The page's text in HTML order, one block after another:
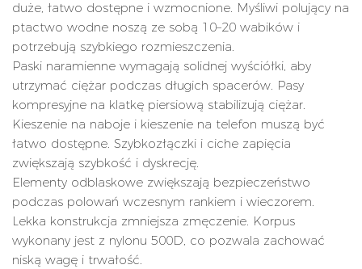
duże, łatwo dostępne i wzmocnione. Myśliwi polujący na
ptactwo wodne noszą ze sobą 10–20 wabików i
potrzebują szybkiego rozmieszczenia.
Paski naramienne wymagają solidnej wyściółki, aby
utrzymać ciężar podczas długich spacerów. Pasy
kompresyjne na klatkę piersiową stabilizują ciężar.
Kieszenie na naboje i kieszenie na telefon muszą być
łatwo dostępne. Szybkozłączki i ciche zapięcia
zwiększają szybkość i dyskrecję.
Elementy odblaskowe zwiększają bezpieczeństwo
podczas polowań wczesnym rankiem i wieczorem.
Lekka konstrukcja zmniejsza zmęczenie. Korpus
wykonany jest z nylonu 500D, co pozwala zachować
niską wagę i trwałość.